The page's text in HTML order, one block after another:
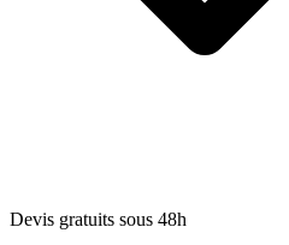
Devis gratuits sous 48h